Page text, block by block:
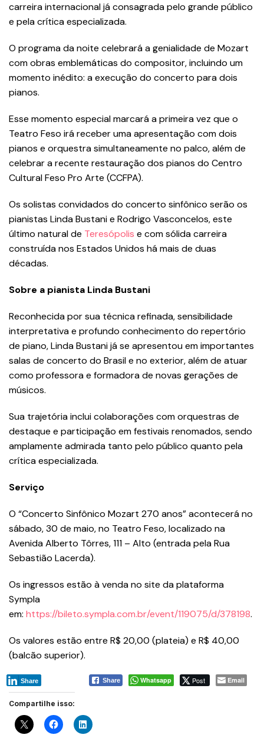
carreira internacional já consagrada pelo grande público
e pela crítica especializada.
O programa da noite celebrará a genialidade de Mozart
com obras emblemáticas do compositor, incluindo um
momento inédito: a execução do concerto para dois
pianos.
Esse momento especial marcará a primeira vez que o
Teatro Feso irá receber uma apresentação com dois
pianos e orquestra simultaneamente no palco, além de
celebrar a recente restauração dos pianos do Centro
Cultural Feso Pro Arte (CCFPA).
Os solistas convidados do concerto sinfônico serão os
pianistas Linda Bustani e Rodrigo Vasconcelos, este
último natural de Teresópolis e com sólida carreira
construída nos Estados Unidos há mais de duas
décadas.
Sobre a pianista Linda Bustani
Reconhecida por sua técnica refinada, sensibilidade
interpretativa e profundo conhecimento do repertório
de piano, Linda Bustani já se apresentou em importantes
salas de concerto do Brasil e no exterior, além de atuar
como professora e formadora de novas gerações de
músicos.
Sua trajetória inclui colaborações com orquestras de
destaque e participação em festivais renomados, sendo
amplamente admirada tanto pelo público quanto pela
crítica especializada.
Serviço
O “Concerto Sinfônico Mozart 270 anos” acontecerá no
sábado, 30 de maio, no Teatro Feso, localizado na
Avenida Alberto Tôrres, 111 – Alto (entrada pela Rua
Sebastião Lacerda).
Os ingressos estão à venda no site da plataforma
Sympla
em: https://bileto.sympla.com.br/event/119075/d/378198.
Os valores estão entre R$ 20,00 (plateia) e R$ 40,00
(balcão superior).
Share Whatsapp Post Email
Share
Compartilhe isso: